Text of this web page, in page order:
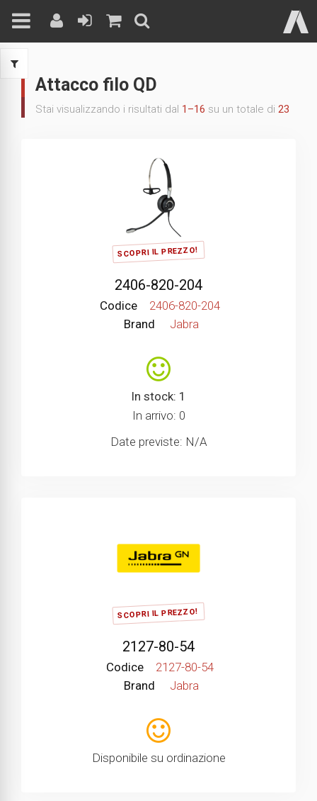
content
Attacco filo QD
Stai visualizzando i risultati dal 1–16 su un totale di 23
SCOPRI IL PREZZO!
2406-820-204
Codice
2406-820-204
Brand
Jabra
In stock: 1
In arrivo: 0
Date previste: N/A
SCOPRI IL PREZZO!
2127-80-54
Codice
2127-80-54
Brand
Jabra
Disponibile su ordinazione